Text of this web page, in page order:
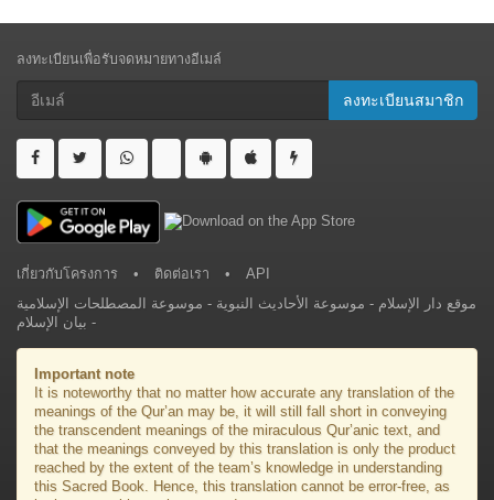
ลงทะเบียนเพื่อรับจดหมายทางอีเมล์
ลงทะเบียนสมาชิก​
เกี่ยวกับโครงการ • ติดต่อเรา •
API
موقع دار الإسلام - موسوعة الأحاديث النبوية - موسوعة المصطلحات الإسلامية
- بيان الإسلام
Important note
It is noteworthy that no matter how accurate any translation of the
meanings of the Qur’an may be, it will still fall short in conveying
the transcendent meanings of the miraculous Qur’anic text, and
that the meanings conveyed by this translation is only the product
reached by the extent of the team’s knowledge in understanding
this Sacred Book. Hence, this translation cannot be error-free, as